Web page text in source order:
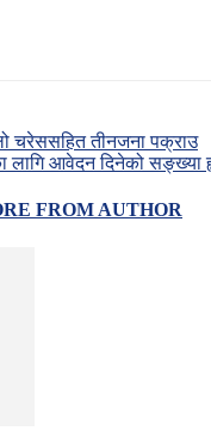
चरेससहित तीनजना पक्राउ
आवेदन दिनेको सङ्ख्या
FROM AUTHOR